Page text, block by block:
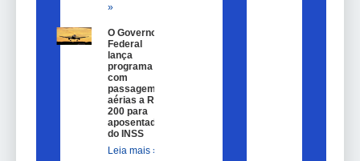
»
O Governo
Federal
lança
programa
com
passagem
aérias a R$
200 para
aposentados
do INSS
Leia mais »